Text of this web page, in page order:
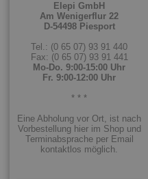
Elepi GmbH
Am Wenigerflur 22
D-54498 Piesport
Tel.: (0 65 07) 93 91 440
Fax: (0 65 07) 93 91 441
Mo-Do. 9:00-15:00 Uhr
Fr. 9:00-12:00 Uhr
* * *
Eine Abholung vor Ort, ist nach
Vorbestellung hier im Shop und
Terminabsprache per Email
kontaktlos möglich.